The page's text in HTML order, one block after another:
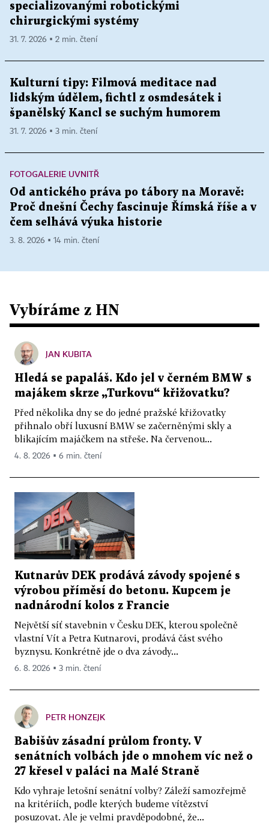
specializovanými robotickými
chirurgickými systémy
31. 7. 2026 ▪ 2 min. čtení
Kulturní tipy: Filmová meditace nad
lidským údělem, fichtl z osmdesátek i
španělský Kancl se suchým humorem
31. 7. 2026 ▪ 3 min. čtení
FOTOGALERIE UVNITŘ
Od antického práva po tábory na Moravě:
Proč dnešní Čechy fascinuje Římská říše a v
čem selhává výuka historie
3. 8. 2026 ▪ 14 min. čtení
Vybíráme z HN
JAN KUBITA
Hledá se papaláš. Kdo jel v černém BMW s
majákem skrze „Turkovu“ křižovatku?
Před několika dny se do jedné pražské křižovatky
přihnalo obří luxusní BMW se začerněnými skly a
blikajícím majáčkem na střeše. Na červenou...
4. 8. 2026 ▪ 6 min. čtení
Kutnarův DEK prodává závody spojené s
výrobou příměsí do betonu. Kupcem je
nadnárodní kolos z Francie
Největší síť stavebnin v Česku DEK, kterou společně
vlastní Vít a Petra Kutnarovi, prodává část svého
byznysu. Konkrétně jde o dva závody...
6. 8. 2026 ▪ 3 min. čtení
PETR HONZEJK
Babišův zásadní průlom fronty. V
senátních volbách jde o mnohem víc než o
27 křesel v paláci na Malé Straně
Kdo vyhraje letošní senátní volby? Záleží samozřejmě
na kritériích, podle kterých budeme vítězství
posuzovat. Ale je velmi pravděpodobné, že...